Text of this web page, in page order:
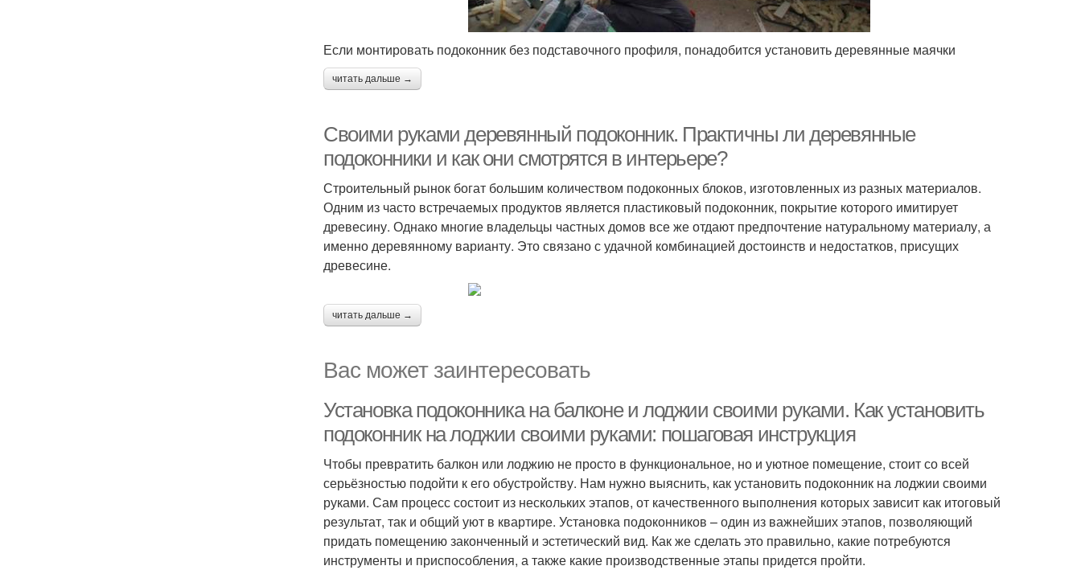
Если монтировать подоконник без подставочного профиля, понадобится установить деревянные маячки
читать дальше →
Своими руками деревянный подоконник. Практичны ли деревянные
подоконники и как они смотрятся в интерьере?
Строительный рынок богат большим количеством подоконных блоков, изготовленных из разных материалов.
Одним из часто встречаемых продуктов является пластиковый подоконник, покрытие которого имитирует
древесину. Однако многие владельцы частных домов все же отдают предпочтение натуральному материалу, а
именно деревянному варианту. Это связано с удачной комбинацией достоинств и недостатков, присущих
древесине.
читать дальше →
Вас может заинтересовать
Установка подоконника на балконе и лоджии своими руками. Как установить
подоконник на лоджии своими руками: пошаговая инструкция
Чтобы превратить балкон или лоджию не просто в функциональное, но и уютное помещение, стоит со всей
серьёзностью подойти к его обустройству. Нам нужно выяснить, как установить подоконник на лоджии своими
руками. Сам процесс состоит из нескольких этапов, от качественного выполнения которых зависит как итоговый
результат, так и общий уют в квартире. Установка подоконников – один из важнейших этапов, позволяющий
придать помещению законченный и эстетический вид. Как же сделать это правильно, какие потребуются
инструменты и приспособления, а также какие производственные этапы придется пройти.